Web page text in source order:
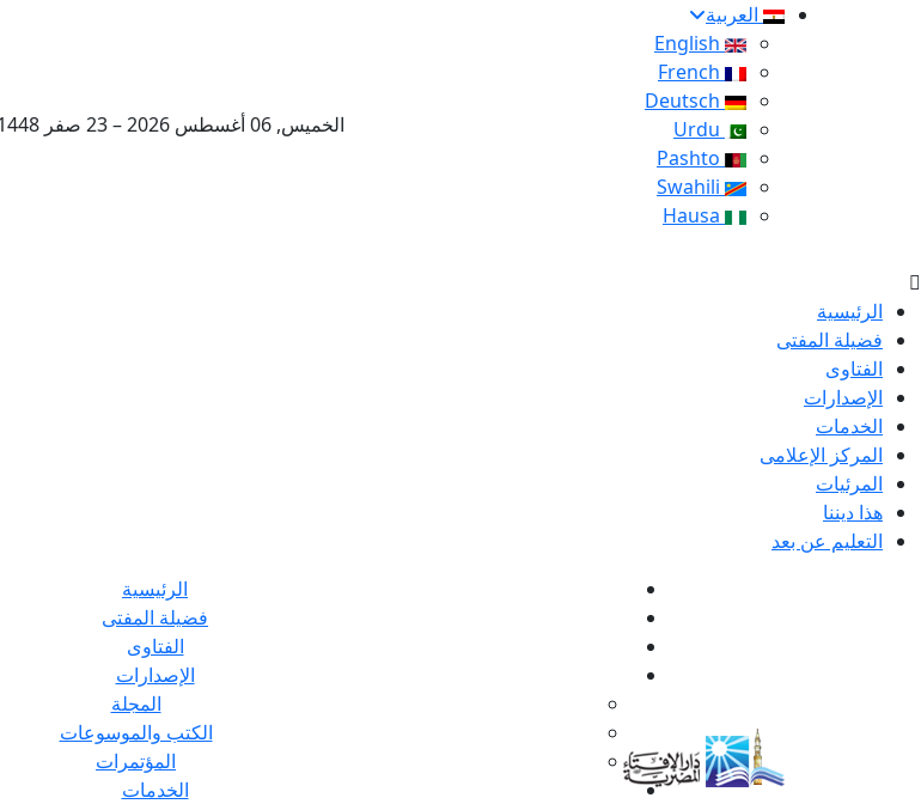
العربية
الخميس, 06 أغسطس 2026 – 23 صفر 1448 هـ
الرئيسية
فضيلة المفتى
الفتاوى
الإصدارات
الخدمات
المركز الإعلامى
المرئيات
هذا ديننا
التعليم عن بعد
الرئيسية
فضيلة المفتى
الفتاوى
الإصدارات
المجلة
الكتب والموسوعات
المؤتمرات
الخدمات